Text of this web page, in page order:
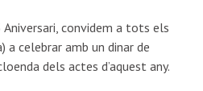
convidem a tots els
celebrar amb un dinar de
dels actes d’aquest any.